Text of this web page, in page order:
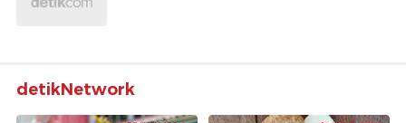
detikNetwork